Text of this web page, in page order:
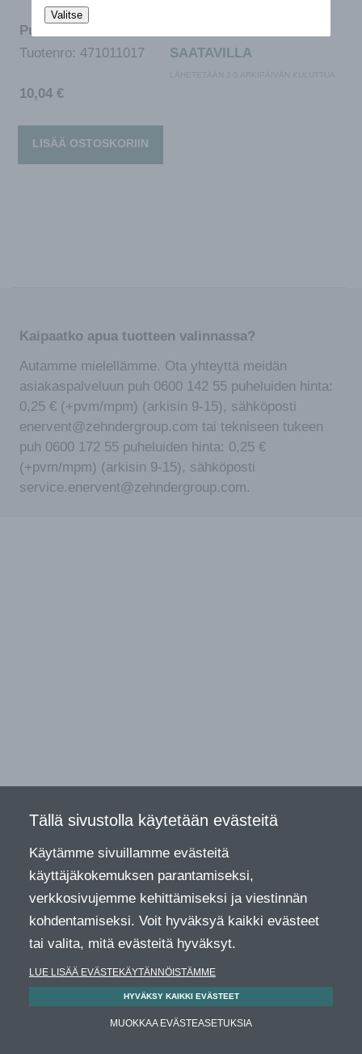
Valitse
Puhdistussuihke 500 ml
Tuotenro: 471011017 SAATAVILLA
LÄHETETÄÄN 2-5 ARKIPÄIVÄN KULUTTUA
10,04 €
LISÄÄ OSTOSKORIIN
Kaipaatko apua tuotteen valinnassa?
Autamme mielellämme. Ota yhteyttä meidän
asiakaspalveluun puh 0600 142 55 puheluiden hinta:
0,25 € (+pvm/mpm) (arkisin 9-15), sähköposti
enervent@zehndergroup.com tai tekniseen tukeen
puh 0600 172 55 puheluiden hinta: 0,25 €
(+pvm/mpm) (arkisin 9-15), sähköposti
service.enervent@zehndergroup.com.
Tällä sivustolla käytetään evästeitä
Käytämme sivuillamme evästeitä
käyttäjäkokemuksen parantamiseksi,
verkkosivujemme kehittämiseksi ja viestinnän
kohdentamiseksi. Voit hyväksyä kaikki evästeet
tai valita, mitä evästeitä hyväksyt.
LUE LISÄÄ EVÄSTEKÄYTÄNNÖISTÄMME
HYVÄKSY KAIKKI EVÄSTEET
MUOKKAA EVÄSTEASETUKSIA